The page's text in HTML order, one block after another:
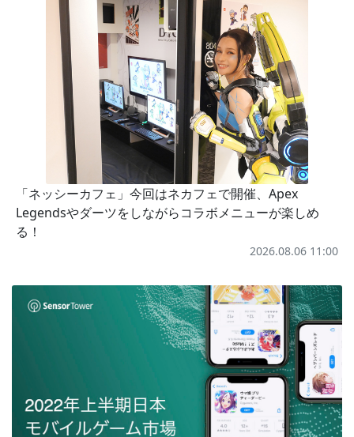
「ネッシーカフェ」今回はネカフェで開催、Apex
Legendsやダーツをしながらコラボメニューが楽しめ
る！
2026.08.06 11:00